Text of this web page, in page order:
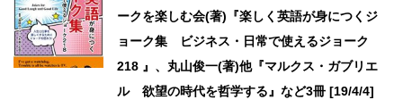
ークを楽しむ会(著)『楽しく英語が身につくジ
ョーク集 ビジネス・日常で使えるジョーク
218 』、丸山俊一(著)他『マルクス・ガブリエ
ル 欲望の時代を哲学する』など3冊 [19/4/4]